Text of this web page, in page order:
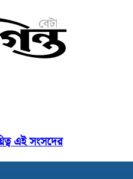
এই সংসদের